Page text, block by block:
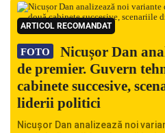
ARTICOL RECOMANDAT
FOTO
Nicușor Dan
de premier. Guvern
cabinete succesive,
liderii politici
Nicușor Dan analizează noi